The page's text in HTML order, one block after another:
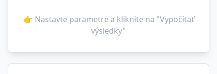
👉 Nastavte parametre a kliknite na "Vypočítať
výsledky"